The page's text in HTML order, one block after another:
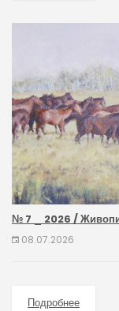
№ 7 _ 2026 /
08.07.2026
Подробнее